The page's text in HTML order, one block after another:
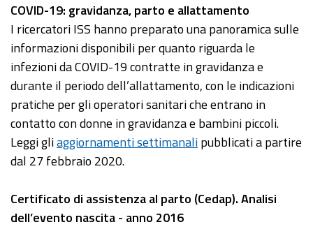
COVID-19: gravidanza, parto e allattamento
I ricercatori ISS hanno preparato una panoramica sulle
informazioni disponibili per quanto riguarda le
infezioni da COVID-19 contratte in gravidanza e
durante il periodo dell’allattamento, con le indicazioni
pratiche per gli operatori sanitari che entrano in
contatto con donne in gravidanza e bambini piccoli.
Leggi gliaggiornamenti settimanalipubblicati a partire
dal 27 febbraio 2020.
Certificato di assistenza al parto (Cedap). Analisi
dell’evento nascita - anno 2016